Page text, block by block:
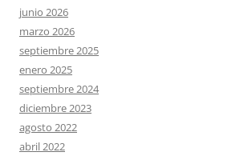
junio 2026
marzo 2026
septiembre 2025
enero 2025
septiembre 2024
diciembre 2023
agosto 2022
abril 2022